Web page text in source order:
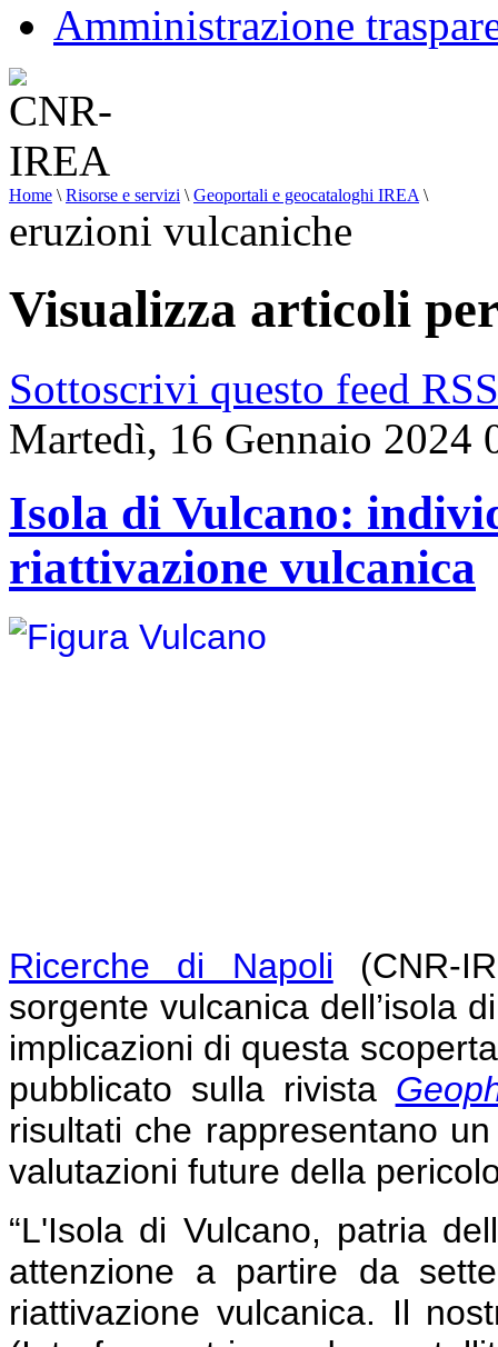
Amministrazione
Home \ Risorse e servizi \ Geoportali e geocataloghi IREA \
eruzioni vulcaniche
Visualizza articoli
Sottoscrivi questo feed RSS
Martedì, 16 Gennaio 2024
Isola di Vulcano:
riattivazione vulcanica
Ricerche di Napoli (CNR-
sorgente vulcanica dell’isola
implicazioni di questa
pubblicato sulla rivista
risultati che rappresentano
valutazioni future della
“L'Isola di Vulcano, patria
attenzione a partire da
riattivazione vulcanica. Il